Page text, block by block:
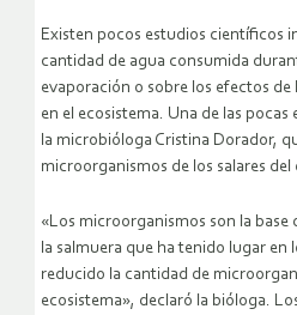
Existen pocos estudios científicos
cantidad de agua consumida
evaporación o sobre los efectos
en el ecosistema. Una de las pocas
la microbióloga Cristina Dorador,
microorganismos de los salares
«Los microorganismos son la
la salmuera que ha tenido lugar en
reducido la cantidad de
ecosistema», declaró la bióloga.